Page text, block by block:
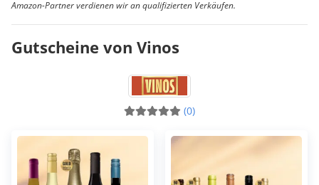
Amazon-Partner verdienen wir an qualifizierten Verkäufen.
Gutscheine von Vinos
(0)